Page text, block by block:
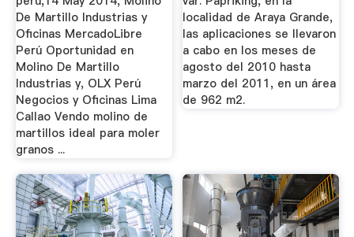
De Martillo Industrias y
Oficinas MercadoLibre
Perú Oportunidad en
Molino De Martillo
Industrias y, OLX Perú
Negocios y Oficinas Lima
Callao Vendo molino de
martillos ideal para moler
granos ...
localidad de Araya Grande,
las aplicaciones se llevaron
a cabo en los meses de
agosto del 2010 hasta
marzo del 2011, en un área
de 962 m2.